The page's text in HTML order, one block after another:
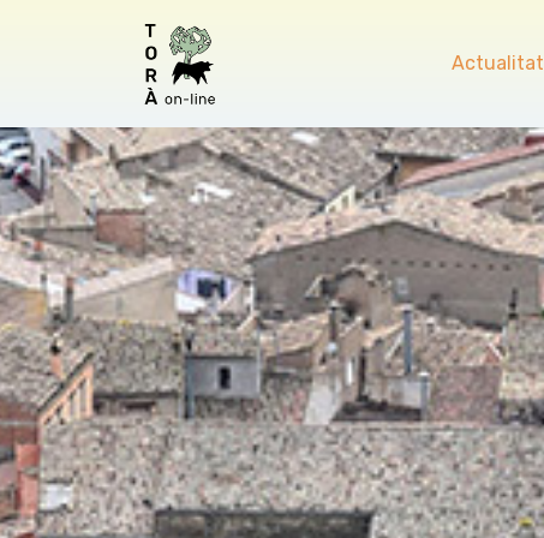
Actualitat